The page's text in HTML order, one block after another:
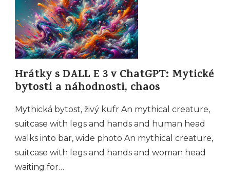
Hrátky s DALL E 3 v ChatGPT: Mytické
bytosti a náhodnosti, chaos
Mythická bytost, živý kufr An mythical creature,
suitcase with legs and hands and human head
walks into bar, wide photo An mythical creature,
suitcase with legs and hands and woman head
waiting for…